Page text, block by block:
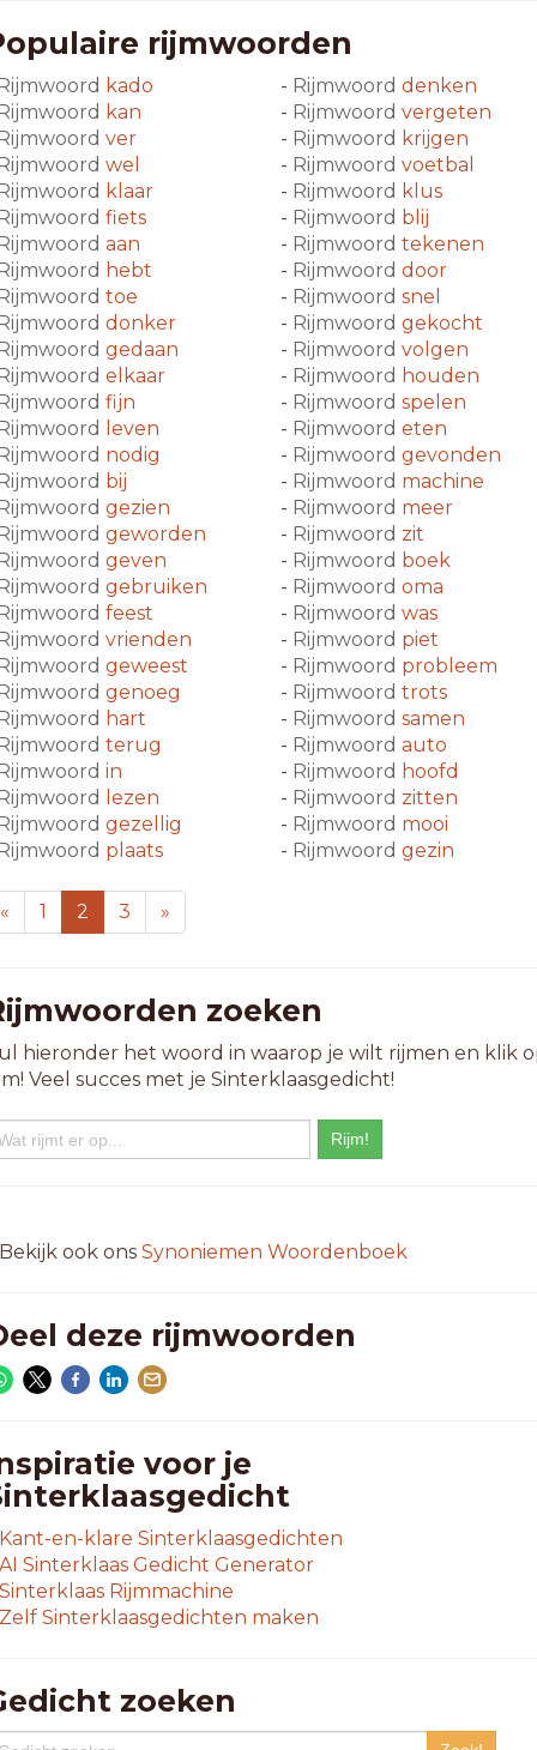
rijmwoorden
kado
kan
ver
wel
klaar
fiets
aan
hebt
toe
donker
gedaan
elkaar
fijn
leven
nodig
bij
gezien
geworden
geven
gebruiken
feest
vrienden
geweest
genoeg
hart
terug
in
lezen
gezellig
plaats
- Rijmwoord denken
- Rijmwoord vergeten
- Rijmwoord krijgen
- Rijmwoord voetbal
- Rijmwoord klus
- Rijmwoord blij
- Rijmwoord tekenen
- Rijmwoord door
- Rijmwoord snel
- Rijmwoord gekocht
- Rijmwoord volgen
- Rijmwoord houden
- Rijmwoord spelen
- Rijmwoord eten
- Rijmwoord gevonden
- Rijmwoord machine
- Rijmwoord meer
- Rijmwoord zit
- Rijmwoord boek
- Rijmwoord oma
- Rijmwoord was
- Rijmwoord piet
- Rijmwoord probleem
- Rijmwoord trots
- Rijmwoord samen
- Rijmwoord auto
- Rijmwoord hoofd
- Rijmwoord zitten
- Rijmwoord mooi
- Rijmwoord gezin
« 1 2 3 »
zoeken
hieronder het woord in waarop je wilt rijmen en klik
Veel succes met je Sinterklaasgedicht!
ook ons Synoniemen Woordenboek
deze rijmwoorden
voor je
Kant-en-klare Sinterklaasgedichten
AI Sinterklaas Gedicht Generator
Sinterklaas Rijmmachine
Zelf Sinterklaasgedichten maken
zoeken